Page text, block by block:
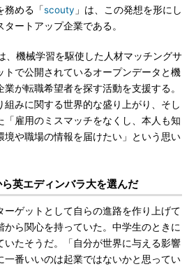
務める「scouty 」は、この発想を形にし
ートアップ企業である。
機械学習を駆使した人材マッチングサ
トで公開されているオープンデータと機
が転職希望者を探す活動を支援する。
組みに関する世界的な盛り上がり、そし
「雇用のミスマッチをなくし、本人も知
境や職場の情報を届けたい」という思い
ら英エディンバラ大を選んだ
ゲットとして自らの進路を作り上げて
から関心を持っていた。中学生のときに
いたそうだ。「自分が世界に与える影響
一番いいのは起業ではないかと思ってい